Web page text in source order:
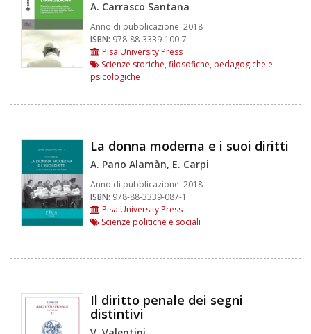
A. Carrasco Santana
Anno di pubblicazione: 2018
ISBN: 978-88-3339-100-7
Pisa University Press
Scienze storiche, filosofiche, pedagogiche e
psicologiche
La donna moderna e i suoi diritti
A. Pano Alamàn, E. Carpi
Anno di pubblicazione: 2018
ISBN: 978-88-3339-087-1
Pisa University Press
Scienze politiche e sociali
Il diritto penale dei segni
distintivi